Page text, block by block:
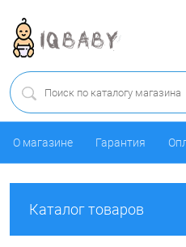
О магазине Гарантия
Каталог товаров